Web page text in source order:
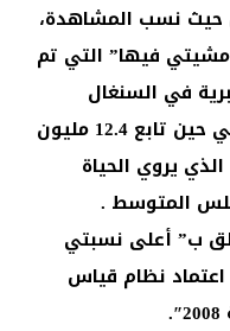
حيث نسب المشاهدة،
فيها” التي تم
في السنغال
استقطبت 14.5 مليون مشاهد، في حين تابع 12.4 مليون
يروي الحياة
المتوسط .
ب” أعلى نسبتي
نظام قياس